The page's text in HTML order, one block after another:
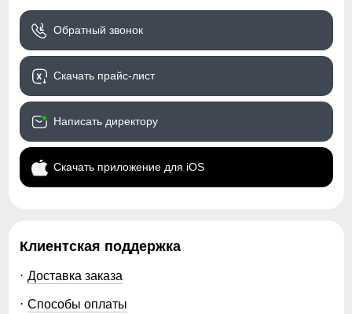
Обратный звонок
Скачать прайс-лист
Написать директору
Скачать приложение для iOS
Клиентская поддержка
Доставка заказа
Способы оплаты